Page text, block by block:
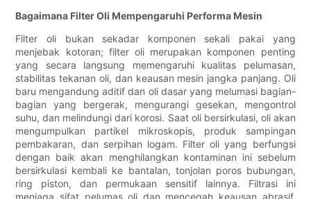
Bagaimana Filter Oli Mempengaruhi Performa Mesin
Filter oli bukan sekadar komponen sekali pakai yang
menjebak kotoran; filter oli merupakan komponen penting
yang secara langsung memengaruhi kualitas pelumasan,
stabilitas tekanan oli, dan keausan mesin jangka panjang. Oli
baru mengandung aditif dan oli dasar yang melumasi bagian-
bagian yang bergerak, mengurangi gesekan, mengontrol
suhu, dan melindungi dari korosi. Saat oli bersirkulasi, oli akan
mengumpulkan partikel mikroskopis, produk sampingan
pembakaran, dan serpihan logam. Filter oli yang berfungsi
dengan baik akan menghilangkan kontaminan ini sebelum
bersirkulasi kembali ke bantalan, tonjolan poros bubungan,
ring piston, dan permukaan sensitif lainnya. Filtrasi ini